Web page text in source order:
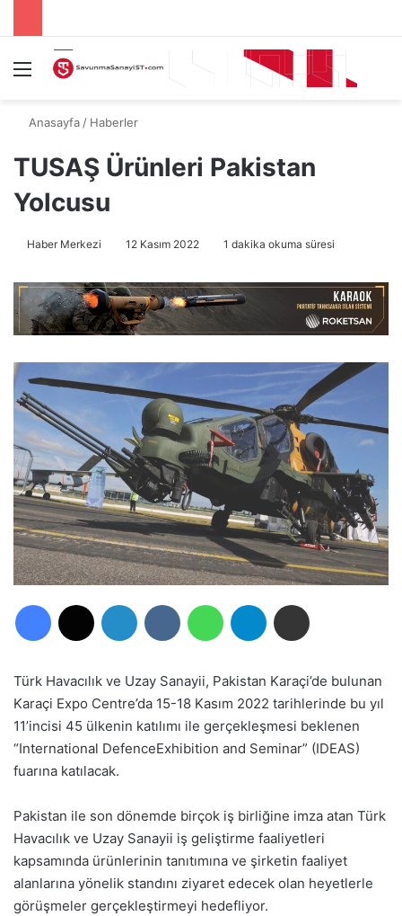
Menü
Anasayfa / Haberler
TUSAŞ Ürünleri Pakistan
Yolcusu
Haber Merkezi 12 Kasım 2022 1 dakika okuma süresi
Türk Havacılık ve Uzay Sanayii, Pakistan Karaçi’de bulunan
Karaçi Expo Centre’da 15-18 Kasım 2022 tarihlerinde bu yıl
11’incisi 45 ülkenin katılımı ile gerçekleşmesi beklenen
“International DefenceExhibition and Seminar” (IDEAS)
fuarına katılacak.
Pakistan ile son dönemde birçok iş birliğine imza atan Türk
Havacılık ve Uzay Sanayii iş geliştirme faaliyetleri
kapsamında ürünlerinin tanıtımına ve şirketin faaliyet
alanlarına yönelik standını ziyaret edecek olan heyetlerle
görüşmeler gerçekleştirmeyi hedefliyor.